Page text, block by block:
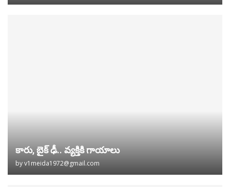
కారు, బైక్ ఢీ.. వ్యక్తికి గాయాలు
byv1meida1972@gmail.com